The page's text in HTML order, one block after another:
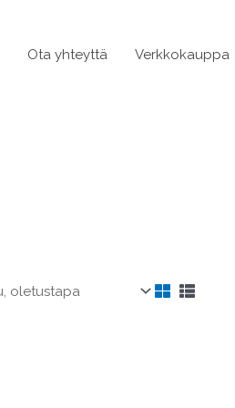
Ota yhteyttä Verkkokauppa